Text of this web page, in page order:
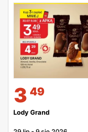
3 49
Lody Grand